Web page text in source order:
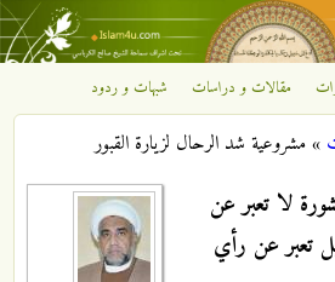
الرئيسي
مقالات و دراسات شبهات و ردود
»مشروعية شد الرحال لزيارة القبور
لا تعبر عن
تعبر عن رأي